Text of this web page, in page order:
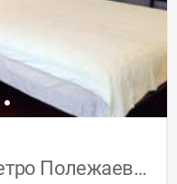
Квартира посуточно метро Полежаевская